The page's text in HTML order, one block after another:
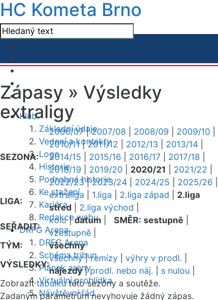
HC Kometa Brno
Klub
Základní údaje
Vedení a kontakty
Logo
Historie
Podrobná historie
Ke stažení
Kariéra
Redakce webu
DRFG Arena
DRFG Arena
Schéma tribun
Plánek areny
Virtuální prohlídka
Návštěvní řád
Zápasy » Výsledky
extraligy
SEZONA:
2006/07|2007/08 2008/09 2009/10
2010/11|2011/12 2012/13 2013/14
2014/15
2015/16 2016/17 2017/18
2018/19
2019/20 2020/21 2021/22
2022/23|2023/24 2024/25 2025/26
LIGA:
extraliga 1.liga 2.liga západ
2.liga
střed
2.liga východ
SEŘADIT:
kolo|datum SMĚR: sestupně
vzestupně
TÝM:
všechny
VÝSLEDKY:
všechny|remízy výhry v prodl.
nájezdy|prodl. nebo náj. s nulou
Zobrazittabulkutéto sezóny a soutěže.
Zadaným parametrům nevyhovuje žádný zápas.